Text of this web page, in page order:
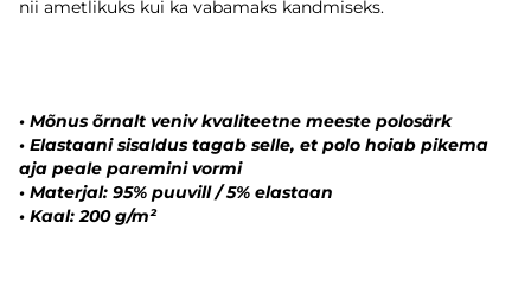
nii ametlikuks kui ka vabamaks kandmiseks.
• Mõnus õrnalt veniv kvaliteetne meeste polosärk
• Elastaani sisaldus tagab selle, et polo hoiab pikema
aja peale paremini vormi
• Materjal: 95% puuvill / 5% elastaan
• Kaal: 200 g/m²